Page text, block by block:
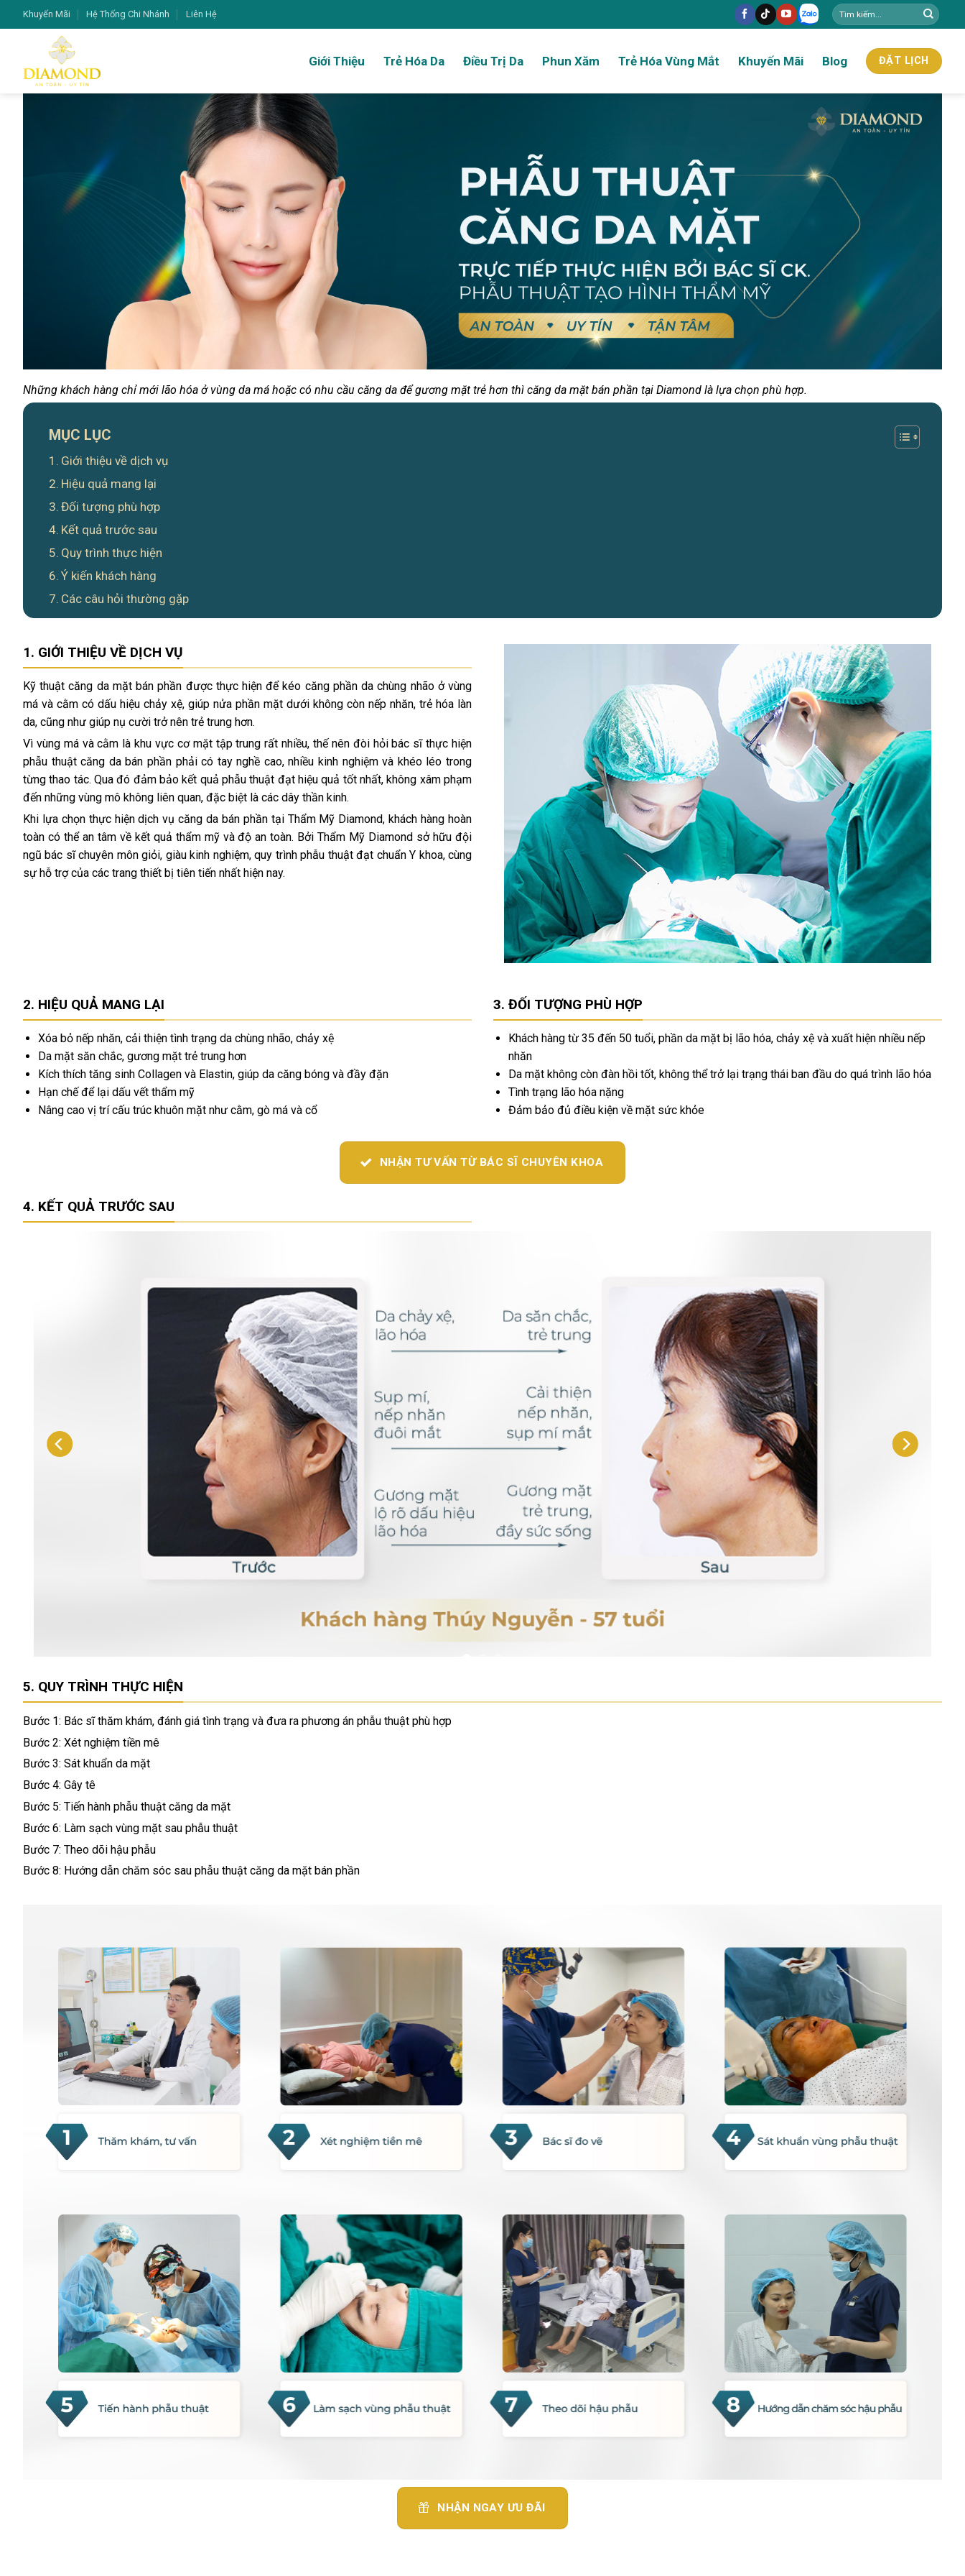
qua
Khuyến Mãi Hệ Thống Chi Nhánh Liên Hệ
Giới Thiệu Trẻ Hóa Da Điều Trị Da Phun Xăm Trẻ Hóa Vùng Mắt Khuyến Mãi Blog ĐẶT LỊCH
Những khách hàng chỉ mới lão hóa ở vùng da má hoặc có nhu cầu căng da để gương mặt trẻ hơn thì căng da mặt bán phần tại Diamond là lựa chọn phù hợp.
MỤC LỤC
Giới thiệu về dịch vụ
Hiệu quả mang lại
Đối tượng phù hợp
Kết quả trước sau
Quy trình thực hiện
Ý kiến khách hàng
Các câu hỏi thường gặp
GIỚI THIỆU VỀ DỊCH VỤ
Kỹ thuật căng da mặt bán phần được thực hiện để kéo căng phần da chùng nhão ở vùng
má và cằm có dấu hiệu chảy xệ, giúp nửa phần mặt dưới không còn nếp nhăn, trẻ hóa làn
da, cũng như giúp nụ cười trở nên trẻ trung hơn.
Vì vùng má và cằm là khu vực cơ mặt tập trung rất nhiều, thế nên đòi hỏi bác sĩ thực hiện
phẫu thuật căng da bán phần phải có tay nghề cao, nhiều kinh nghiệm và khéo léo trong
từng thao tác. Qua đó đảm bảo kết quả phẫu thuật đạt hiệu quả tốt nhất, không xâm phạm
đến những vùng mô không liên quan, đặc biệt là các dây thần kinh.
Khi lựa chọn thực hiện dịch vụ căng da bán phần tại Thẩm Mỹ Diamond, khách hàng hoàn
toàn có thể an tâm về kết quả thẩm mỹ và độ an toàn. Bởi Thẩm Mỹ Diamond sở hữu đội
ngũ bác sĩ chuyên môn giỏi, giàu kinh nghiệm, quy trình phẫu thuật đạt chuẩn Y khoa, cùng
sự hỗ trợ của các trang thiết bị tiên tiến nhất hiện nay.
HIỆU QUẢ MANG LẠI
Xóa bỏ nếp nhăn, cải thiện tình trạng da chùng nhão, chảy xệ
Da mặt săn chắc, gương mặt trẻ trung hơn
Kích thích tăng sinh Collagen và Elastin, giúp da căng bóng và đầy đặn
Hạn chế để lại dấu vết thẩm mỹ
Nâng cao vị trí cấu trúc khuôn mặt như cằm, gò má và cổ
ĐỐI TƯỢNG PHÙ HỢP
Khách hàng từ 35 đến 50 tuổi, phần da mặt bị lão hóa, chảy xệ và xuất hiện nhiều nếp
nhăn
Da mặt không còn đàn hồi tốt, không thể trở lại trạng thái ban đầu do quá trình lão hóa
Tình trạng lão hóa nặng
Đảm bảo đủ điều kiện về mặt sức khỏe
NHẬN TƯ VẤN TỪ BÁC SĨ CHUYÊN KHOA
KẾT QUẢ TRƯỚC SAU
QUY TRÌNH THỰC HIỆN
Bước 1: Bác sĩ thăm khám, đánh giá tình trạng và đưa ra phương án phẫu thuật phù hợp
Bước 2: Xét nghiệm tiền mê
Bước 3: Sát khuẩn da mặt
Bước 4: Gây tê
Bước 5: Tiến hành phẫu thuật căng da mặt
Bước 6: Làm sạch vùng mặt sau phẫu thuật
Bước 7: Theo dõi hậu phẫu
Bước 8: Hướng dẫn chăm sóc sau phẫu thuật căng da mặt bán phần
NHẬN NGAY ƯU ĐÃI